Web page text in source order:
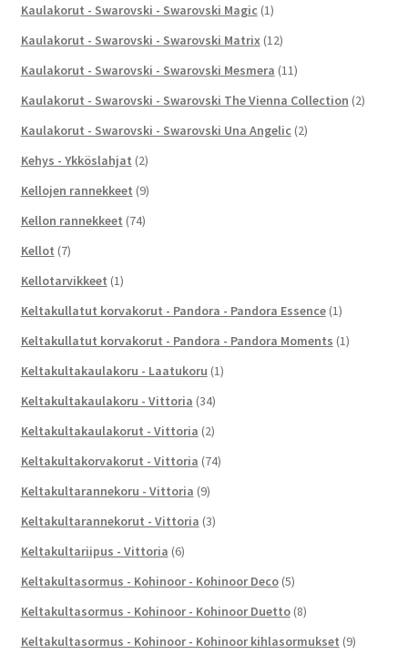
Kaulakorut - Swarovski - Swarovski Magic (1)
Kaulakorut - Swarovski - Swarovski Matrix (12)
Kaulakorut - Swarovski - Swarovski Mesmera (11)
Kaulakorut - Swarovski - Swarovski The Vienna Collection (2)
Kaulakorut - Swarovski - Swarovski Una Angelic (2)
Kehys - Ykköslahjat (2)
Kellojen rannekkeet (9)
Kellon rannekkeet (74)
Kellot (7)
Kellotarvikkeet (1)
Keltakullatut korvakorut - Pandora - Pandora Essence (1)
Keltakullatut korvakorut - Pandora - Pandora Moments (1)
Keltakultakaulakoru - Laatukoru (1)
Keltakultakaulakoru - Vittoria (34)
Keltakultakaulakorut - Vittoria (2)
Keltakultakorvakorut - Vittoria (74)
Keltakultarannekoru - Vittoria (9)
Keltakultarannekorut - Vittoria (3)
Keltakultariipus - Vittoria (6)
Keltakultasormus - Kohinoor - Kohinoor Deco (5)
Keltakultasormus - Kohinoor - Kohinoor Duetto (8)
Keltakultasormus - Kohinoor - Kohinoor kihlasormukset (9)